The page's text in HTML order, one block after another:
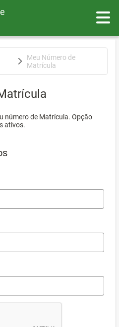
Meu Número de
Matrícula
número de Matrícula. Opção
ativos.